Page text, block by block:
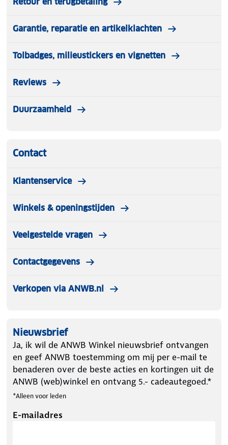
Garantie, reparatie en artikelklachten
Tolbadges, milieustickers en vignetten
Reviews
Duurzaamheid
Contact
Klantenservice
Winkels & openingstijden
Veelgestelde vragen
Contactgegevens
Verkopen via ANWB.nl
Nieuwsbrief
Ja, ik wil de ANWB Winkel nieuwsbrief ontvangen
en geef ANWB toestemming om mij per e-mail te
benaderen over de beste acties en kortingen uit de
ANWB (web)winkel en ontvang 5.- cadeautegoed.*
*Alleen voor leden
E-mailadres